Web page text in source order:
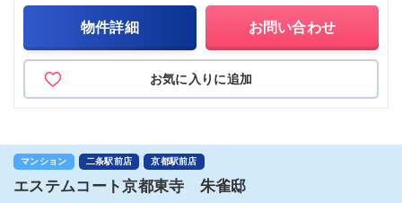
物件詳細 お問い合わせ
お気に入りに追加
マンション 二条駅前店 京都駅前店
エステムコート京都東寺 朱雀邸